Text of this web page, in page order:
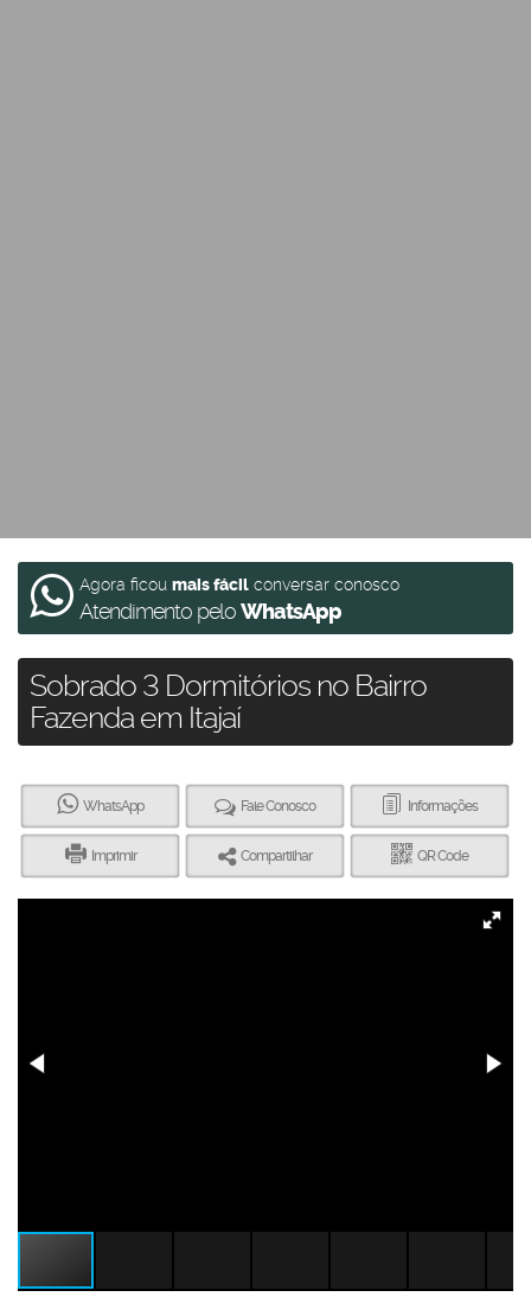
Agora ficou mais fácil conversar conosco
Atendimento peloWhatsApp
Sobrado 3 Dormitórios no Bairro
Fazenda em Itajaí
WhatsApp Fale Conosco Informações
Imprimir Compartilhar QR Code